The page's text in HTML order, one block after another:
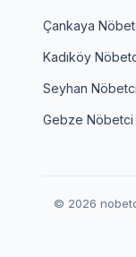
Çankaya
Kadıköy
Seyhan
Gebze Nöbetci
© 2026